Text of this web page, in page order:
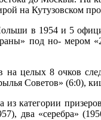
на Кутузовском
в 1954 и 5
под но- мером
на целых 8 очков
Советов» (6:0),
категории
два «серебра»